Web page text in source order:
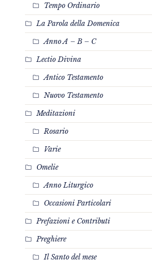
Tempo Ordinario
La Parola della Domenica
Anno A – B – C
Lectio Divina
Antico Testamento
Nuovo Testamento
Meditazioni
Rosario
Varie
Omelie
Anno Liturgico
Occasioni Particolari
Prefazioni e Contributi
Preghiere
Il Santo del mese